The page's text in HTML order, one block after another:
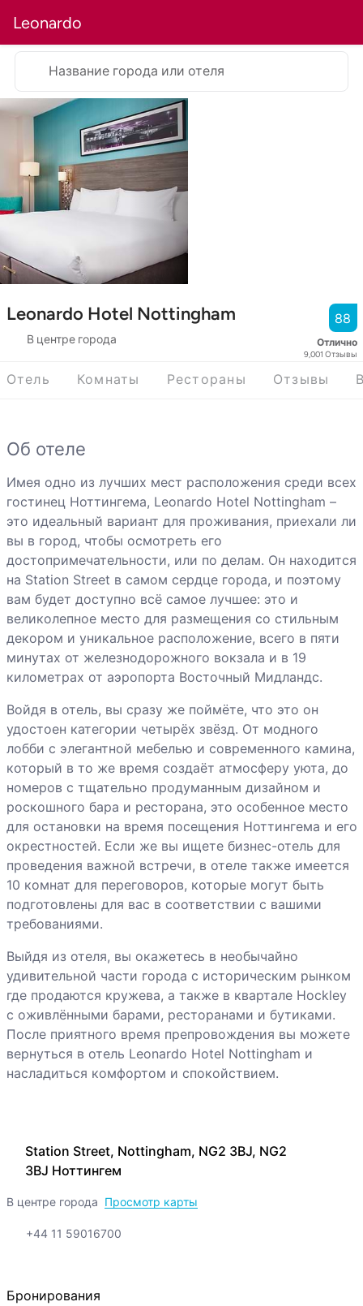
Leonardo
Leonardo Hotel Nottingham
В центре города
88
Отлично
9,001 Отзывы
Название города или отеля
Отель Комнаты Рестораны Отзывы
Station Street, Nottingham, NG2 3BJ, NG2
3BJ Ноттингем
В центре города Просмотр карты
+44 11 59016700
Бронирования
Об отеле
Имея одно из лучших мест расположения среди всех
гостинец Ноттингема, Leonardo Hotel Nottingham –
это идеальный вариант для проживания, приехали ли
вы в город, чтобы осмотреть его
достопримечательности, или по делам. Он находится
на Station Street в самом сердце города, и поэтому
вам будет доступно всё самое лучшее: это и
великолепное место для размещения со стильным
декором и уникальное расположение, всего в пяти
минутах от железнодорожного вокзала и в 19
километрах от аэропорта Восточный Мидландс.
Войдя в отель, вы сразу же поймёте, что это он
удостоен категории четырёх звёзд. От модного
лобби с элегантной мебелью и современного камина,
который в то же время создаёт атмосферу уюта, до
номеров с тщательно продуманным дизайном и
роскошного бара и ресторана, это особенное место
для остановки на время посещения Ноттингема и его
окрестностей. Если же вы ищете бизнес-отель для
проведения важной встречи, в отеле также имеется
10 комнат для переговоров, которые могут быть
подготовлены для вас в соответствии с вашими
требованиями.
Выйдя из отеля, вы окажетесь в необычайно
удивительной части города с историческим рынком
где продаются кружева, а также в квартале Hockley
с оживлёнными барами, ресторанами и бутиками.
После приятного время препровождения вы можете
вернуться в отель Leonardo Hotel Nottingham и
насладиться комфортом и спокойствием.